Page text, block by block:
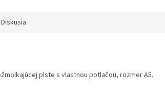
Diskusia
plste s vlastnou potlačou, rozmer A5.